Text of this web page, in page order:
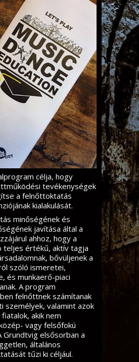
célja, hogy
tevékenységek
a felnőttoktatás
kialakulását.
minőségének és
javítása által a
ahhoz, hogy a
teljes értékű, aktív tagja
bővüljenek a
szóló ismeretei,
és munkaerő-piaci
A program
felnőttnek számítanak
személyek, valamint azok
akik nem
vagy felsőfokú
Grundtvig elsősorban a
általános
tűzi ki céljául.